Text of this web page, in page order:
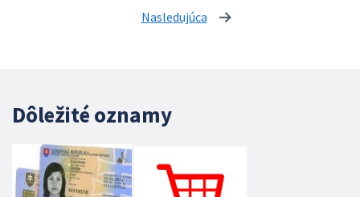
Nasledujúca stránka
Dôležité oznamy